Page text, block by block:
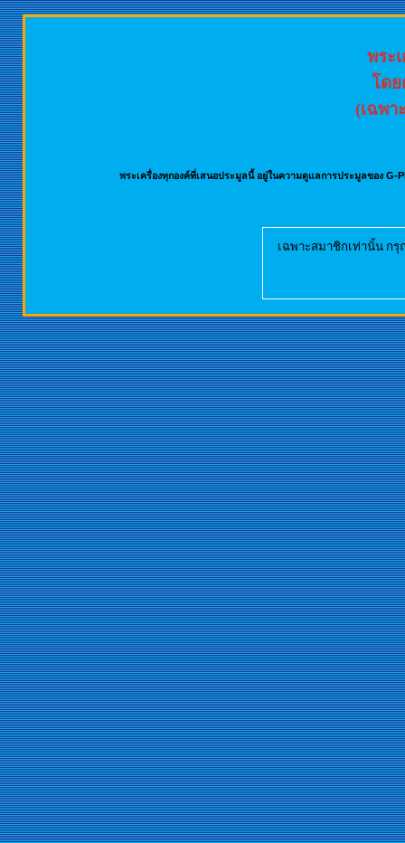
พระ
โด
(เฉพา
พระเครื่องทุกองค์ที่เสนอประมูลนี้ อยู่ในความดูแลการประมูลของ
เฉพาะสมาชิกเท่านั้น ก